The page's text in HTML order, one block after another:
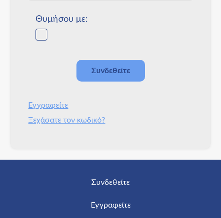
Θυμήσου με:
Εγγραφείτε
Ξεχάσατε τον κωδικό?
Συνδεθείτε
Εγγραφείτε